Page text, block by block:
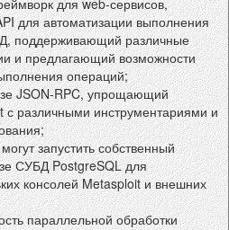
для web-сервисов,
для автоматизации выполнения
поддерживающий различные
и предлагающий возможности
операций;
JSON-RPC, упрощающий
с различными инструментариями и
запустить собственный
СУБД PostgreSQL для
консолей Metasploit и внешних
параллельной обработки